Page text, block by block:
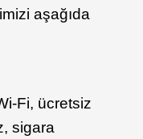
aşağıda
Fi, ücretsiz
sigara